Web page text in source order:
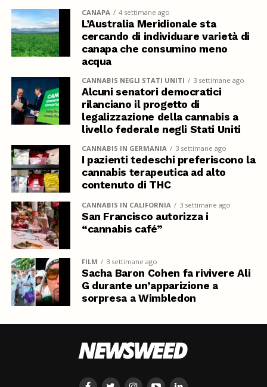
CANAPA 4 settimane ago
L’Australia Meridionale sta
cercando di individuare varietà di
canapa che consumino meno
acqua
CANNABIS NEGLI STATI UNITI 3 settimane ago
Alcuni senatori democratici
rilanciano il progetto di
legalizzazione della cannabis a
livello federale negli Stati Uniti
CANNABIS IN GERMANIA 3 settimane ago
I pazienti tedeschi preferiscono la
cannabis terapeutica ad alto
contenuto di THC
CANNABIS IN CALIFORNIA 3 settimane ago
San Francisco autorizza i
“cannabis café”
FILM 3 settimane ago
Sacha Baron Cohen fa rivivere Ali
G durante un’apparizione a
sorpresa a Wimbledon